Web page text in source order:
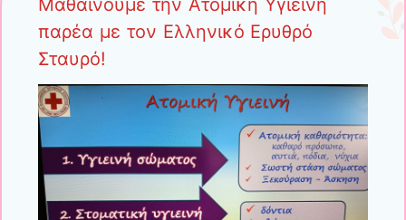
Μαθαίνουμε την Ατομική Υγιεινή
παρέα με τον Ελληνικό Ερυθρό
Σταυρό!